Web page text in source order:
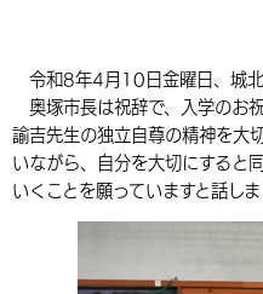
言
英語（English）
中国語（繁体字）
福祉・介護
税金
環境・衛生
入札・契約
農林水産業
都市整備
子育て・教育
施設情報
手当・助成
観光・移住
観光なび
買う・おみやげ
市政情報
地方創生・地域活性化
令和8年4月10日金曜日、城北
奥塚市長は祝辞で、入学のお
諭吉先生の独立自尊の精神を大
いながら、自分を大切にすると
いくことを願っていますと話しま